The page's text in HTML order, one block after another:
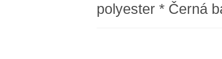
polyester * Černá